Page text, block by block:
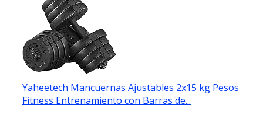
Yaheetech Mancuernas Ajustables 2x15 kg Pesos
Fitness Entrenamiento con Barras de...